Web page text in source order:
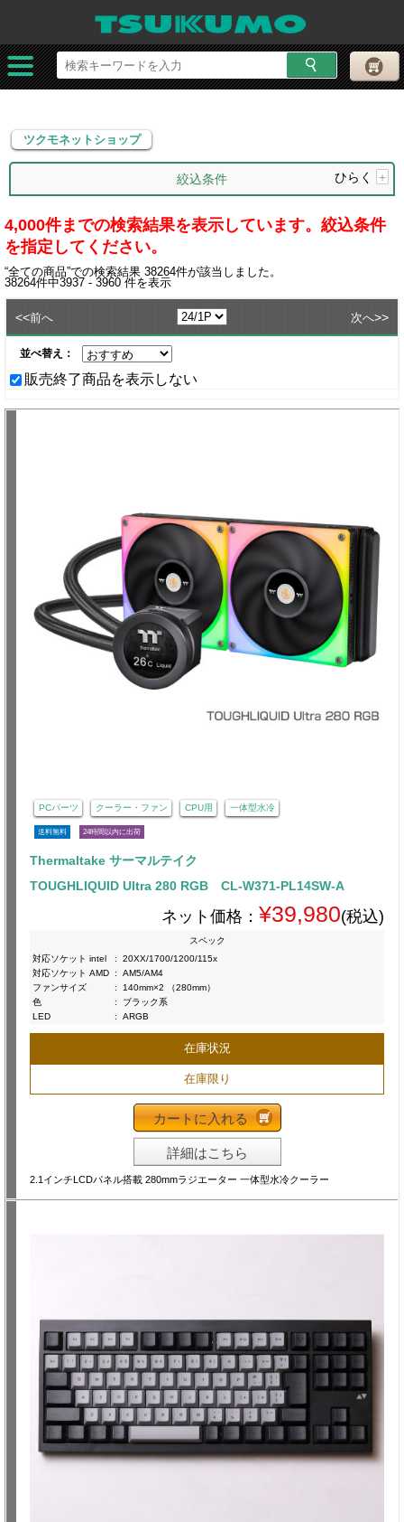
ツクモネットショップ
ツクモネットショップ
絞込条件 ひらく +
4,000件までの検索結果を表示しています。絞込条件
を指定してください。
“全ての商品”での検索結果 38264件が該当しました。
38264件中3937 - 3960 件を表示
<<前へ 次へ>>
並べ替え：
販売終了商品を表示しない
PCパーツ クーラー・ファン CPU用 一体型水冷
送料無料 24時間以内に出荷
Thermaltake サーマルテイク
TOUGHLIQUID Ultra 280 RGB CL-W371-PL14SW-A
ネット価格： ¥39,980(税込)
スペック
対応ソケット intel
:
20XX/1700/1200/115x
対応ソケット AMD :
AM5/AM4
ファンサイズ
:
140mm×2 （280mm）
色
:
ブラック系
LED
: ARGB
在庫状況
在庫限り
カートに入れる
詳細はこちら
2.1インチLCDパネル搭載 280mmラジエーター 一体型水冷クーラー